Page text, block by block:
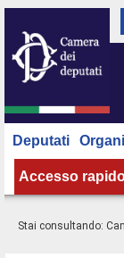
Deputati
Accesso
Stai consultando: